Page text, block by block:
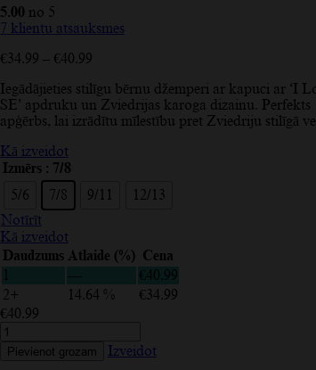
5.00 no 5
7 klientu atsauksmes
€34.99 – €40.99Price
€34.99
through
€40.99
Iegādājieties stilīgu bērnu džemperi ar kapuci ar ‘I
SE’ apdruku un Zviedrijas karoga dizainu. Perfekts
apģērbs, lai izrādītu mīlestību pret Zviedriju stilīgā
Kā izveidot
Izmērs : 7/8
5/6
7/8 9/11
12/13
Notīrīt
Kā izveidot
Daudzums Atlaide (%) Cena
1
— € 40.99
2+
14.64 % €34.99
€40.99
Stilīgs
bērnu
džemperis
Pievienot grozam Izveidot